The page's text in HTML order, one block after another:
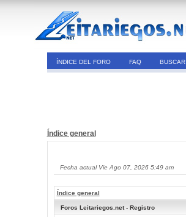
ÍNDICE DEL FORO FAQ BUSCAR
Índice general
Fecha actual Vie Ago 07, 2026 5:49 am
Índice general
Foros Leitariegos.net - Registro